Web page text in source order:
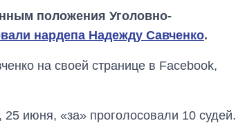
положения Уголовно-
нардепа Надежду Савченко.
на своей странице в Facebook,
июня, «за» проголосовали 10 судей.